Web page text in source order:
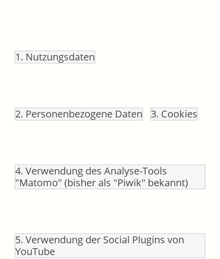
1. Nutzungsdaten
2. Personenbezogene Daten 3. Cookies
4. Verwendung des Analyse-Tools
"Matomo" (bisher als "Piwik" bekannt)
5. Verwendung der Social Plugins von
YouTube